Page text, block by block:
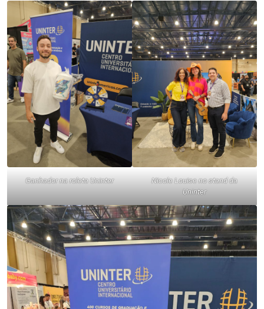
Ganhador na roleta Uninter
Nicole Louise no stand da
Uninter